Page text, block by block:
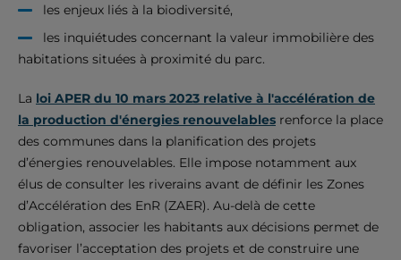
les enjeux liés à la biodiversité,
les inquiétudes concernant la valeur immobilière des
habitations situées à proximité du parc.
La loi APER du 10 mars 2023 relative à l'accélération de
la production d'énergies renouvelables renforce la place
des communes dans la planification des projets
d’énergies renouvelables. Elle impose notamment aux
élus de consulter les riverains avant de définir les Zones
d’Accélération des EnR (ZAER). Au-delà de cette
obligation, associer les habitants aux décisions permet de
favoriser l’acceptation des projets et de construire une